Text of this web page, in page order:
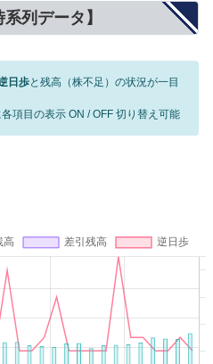
列データ】
日歩と残高（株不足）の状況が一目
項目の表示 ON / OFF 切り替え可能